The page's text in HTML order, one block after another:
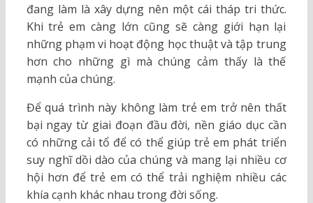
đang làm là xây dựng nên một cái tháp tri thức.
Khi trẻ em càng lớn cũng sẽ càng giới hạn lại
những phạm vi hoạt động học thuật và tập trung
hơn cho những gì mà chúng cảm thấy là thế
mạnh của chúng.
Để quá trình này không làm trẻ em trở nên thất
bại ngay từ giai đoạn đầu đời, nền giáo dục cần
có những cải tổ để có thể giúp trẻ em phát triển
suy nghĩ dồi dào của chúng và mang lại nhiều cơ
hội hơn để trẻ em có thể trải nghiệm nhiều các
khía cạnh khác nhau trong đời sống.